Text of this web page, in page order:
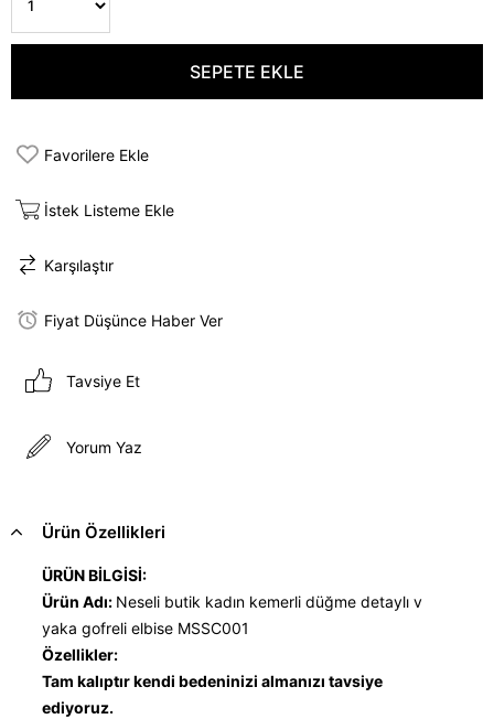
Favorilere Ekle
İstek Listeme Ekle
Karşılaştır
Fiyat Düşünce Haber Ver
Tavsiye Et
Yorum Yaz
Ürün Özellikleri
ÜRÜN BİLGİSİ:
Ürün Adı: Neseli butik kadın kemerli düğme detaylı v
yaka gofreli elbise MSSC001
Özellikler:
Tam kalıptır kendi bedeninizi almanızı tavsiye
ediyoruz.